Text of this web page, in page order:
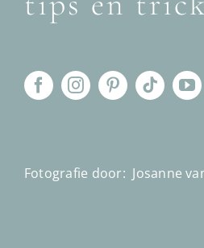
Fotografie door: Josanne